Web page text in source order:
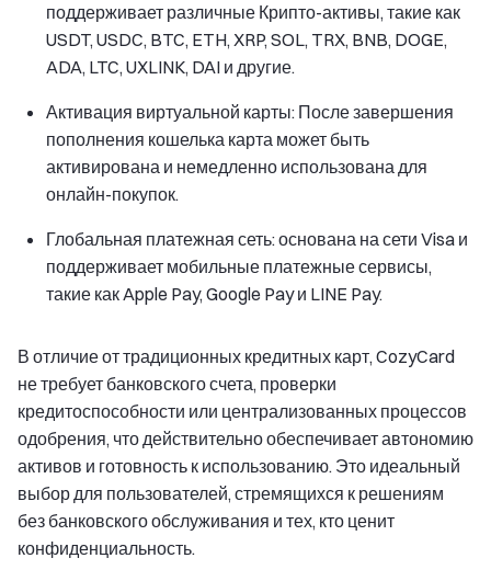
поддерживает различные Крипто-активы, такие как
USDT, USDC, BTC, ETH, XRP, SOL, TRX, BNB, DOGE,
ADA, LTC, UXLINK, DAI и другие.
Активация виртуальной карты: После завершения
пополнения кошелька карта может быть
активирована и немедленно использована для
онлайн-покупок.
Глобальная платежная сеть: основана на сети Visa и
поддерживает мобильные платежные сервисы,
такие как Apple Pay, Google Pay и LINE Pay.
В отличие от традиционных кредитных карт, CozyCard
не требует банковского счета, проверки
кредитоспособности или централизованных процессов
одобрения, что действительно обеспечивает автономию
активов и готовность к использованию. Это идеальный
выбор для пользователей, стремящихся к решениям
без банковского обслуживания и тех, кто ценит
конфиденциальность.